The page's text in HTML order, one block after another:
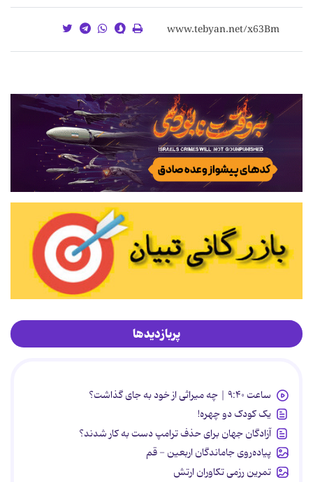
پربازدیدها
ساعت ۹:۴۰ | چه میراثی از خود به جای گذاشت؟
یک کودک دو چهره!
آزادگان جهان برای حذف ترامپ دست به کار شدند؟
پیاده‌روی جاماندگان اربعین - قم
تمرین رزمی تکاوران ارتش